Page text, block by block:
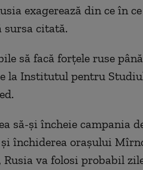
exagerează din ce în
sursa citată.
să facă forțele ruse
la Institutul pentru
să-și încheie campania
închiderea orașului
Rusia va folosi probabil